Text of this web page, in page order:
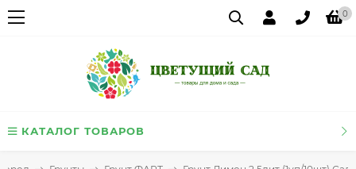
0
КАТАЛОГ ТОВАРОВ